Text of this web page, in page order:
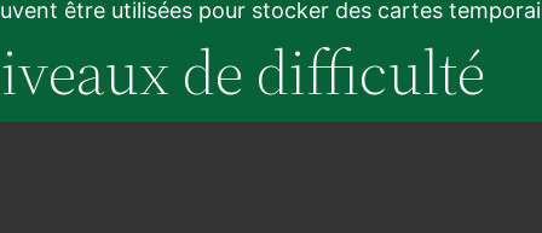
être utilisées pour stocker des cartes
de difficulté